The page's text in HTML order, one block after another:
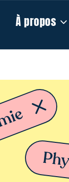
À propos